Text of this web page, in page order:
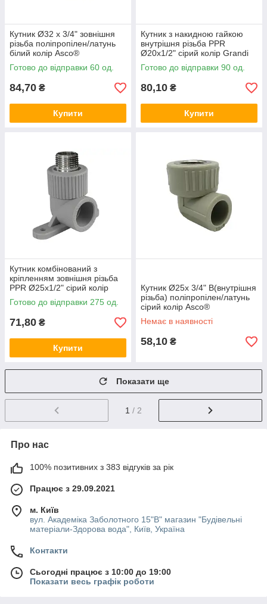
Кутник Ø32 x 3/4" зовнішня
різьба поліпропілен/латунь
білий колір Asco®
Готово до відправки 60 од.
84,70 ₴
Купити
Кутник з накидною гайкою
внутрішня різьба PPR
Ø20x1/2" сірий колір Grandi
Готово до відправки 90 од.
80,10 ₴
Купити
Кутник комбінований з
кріпленням зовнішня різьба
PPR Ø25x1/2" сірий колір
ASCO® 10/80шт
Готово до відправки 275 од.
71,80 ₴
Купити
Кутник Ø25x 3/4" В(внутрішня
різьба) поліпропілен/латунь
сірий колір Asco®
Немає в наявності
58,10 ₴
Показати ще
1 / 2
Про нас
100% позитивних з 383 відгуків за рік
Працює з 29.09.2021
м. Київ
вул. Академіка Заболотного 15"В" магазин "Будівельні
матеріали-Здорова вода", Київ, Україна
Контакти
Сьогодні працює з 10:00 до 19:00
Показати весь графік роботи